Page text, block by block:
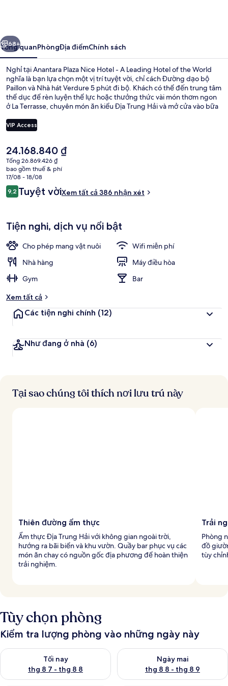
-
A
Leading
Hotel
of
the
World
Tiếp
68+
Tổng quanPhòngĐịa điểmChính sách
Nghỉ tại Anantara Plaza Nice Hotel - A Leading Hotel of the World
nghĩa là bạn lựa chọn một vị trí tuyệt vời, chỉ cách Đường dạo bộ
Paillon và Nhà hát Verdure 5 phút đi bộ. Khách có thể đến trung tâm
thể dục để rèn luyện thể lực hoặc thưởng thức vài món thơm ngon
ở La Terrasse, chuyên món ăn kiểu Địa Trung Hải và mở cửa vào bữa
bar/khu lounge, phòng xông hơi và tiệm/cửa hàng đồ ăn nhanh.
Nhân viên nhiệt tình và địa điểm là những điều được du khách đánh
quãng đi bộ ngắn: cách Ga Massena Tramway 3 phút và Bến xe điện
Opera - Vieille Ville 6 phút.
VIP Access
Giá
hiện
tại
là
24.168.840 ₫
24.168.840 ₫
Tổng 26.869.426 ₫
bao gồm thuế & phí
17/08 - 18/08
Nhận
xét
9,29,2 trên 10,
Tuyệt vờiXem tất cả 386 nhận xét
Tiện nghi, dịch vụ nổi bật
Cho phép mang vật nuôi
Wifi miễn phí
Nhà hàng
Máy điều hòa
Gym
Bar
Xem tất cả
Các tiện nghi chính (12)
Như đang ở nhà (6)
Tại sao chúng tôi thích nơi lưu trú này
Thiên đường ẩm thực
Ẩm thực Địa Trung Hải với không gian ngoài trời,
hướng ra bãi biển và khu vườn. Quầy bar phục vụ các
món ăn chay có nguồn gốc địa phương để hoàn thiện
trải nghiệm.
Trải
Phòng
đồ
tùy
Tùy chọn phòng
Kiểm tra lượng phòng vào những ngày này
Tối nay
thg 8 7 - thg 8 8
Kiểm tra lượng phòng tối nay từ thg 8 7 - thg 8 8
Ngày mai
thg 8 8 - thg 8 9
Kiểm tra lượng phòng ngày